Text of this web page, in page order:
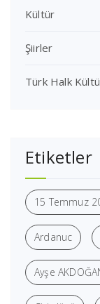
Kültür
Şiirler
Türk Halk
Etiketler
15 Temmuz
Ardanuc
Ayşe